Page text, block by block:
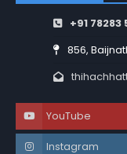
+91 78283
856,
YouTube
Instagram